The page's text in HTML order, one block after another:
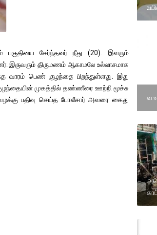
பகுதியை சேர்ந்தவர் நீது (20). இவரும்
இருவரும் திருமணம் ஆகாமலே உல்லாசமாக
வாரம் பெண் குழந்தை பிறந்துள்ளது. இது
முகத்தில் தண்ணீரை ஊற்றி மூச்சு
பதிவு செய்த போலீசார் அவரை கைது